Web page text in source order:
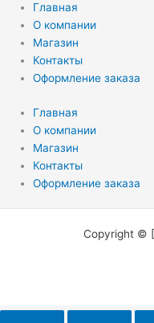
Главная
О компании
Магазин
Контакты
Оформление заказа
Главная
О компании
Магазин
Контакты
Оформление заказа
Copyright ©